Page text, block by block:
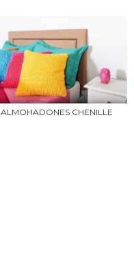
ALMOHADONES CHENILLE